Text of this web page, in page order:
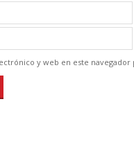
y web en este navegador